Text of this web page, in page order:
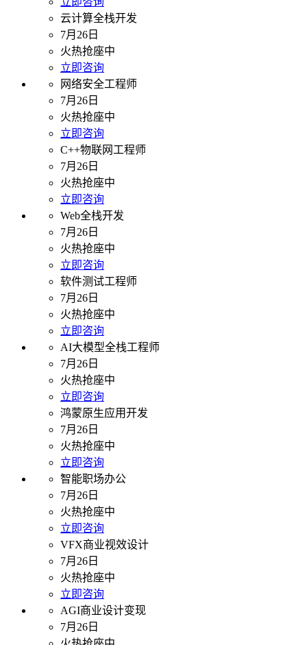
云计算全栈开发
7月26日
火热抢座中
立即咨询
网络安全工程师
7月26日
火热抢座中
立即咨询
C++物联网工程师
7月26日
火热抢座中
立即咨询
Web全栈开发
7月26日
火热抢座中
立即咨询
软件测试工程师
7月26日
火热抢座中
立即咨询
AI大模型全栈工程师
7月26日
火热抢座中
立即咨询
鸿蒙原生应用开发
7月26日
火热抢座中
立即咨询
智能职场办公
7月26日
火热抢座中
立即咨询
VFX商业视效设计
7月26日
火热抢座中
立即咨询
AGI商业设计变现
7月26日